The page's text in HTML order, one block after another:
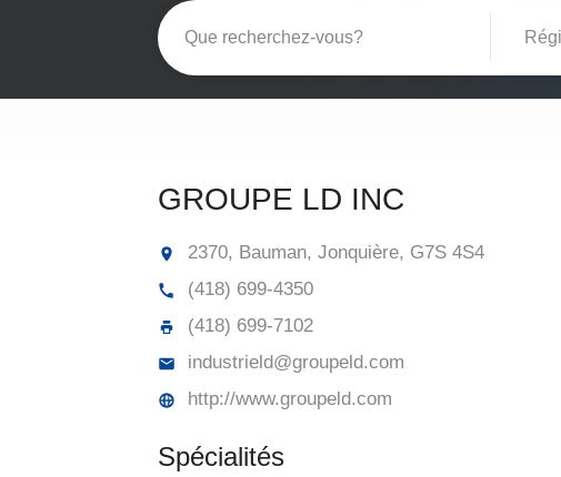
GROUPE LD INC
2370, Bauman, Jonquière, G7S 4S4
(418) 699-4350
(418) 699-7102
industrield@groupeld.com
http://www.groupeld.com
Spécialités